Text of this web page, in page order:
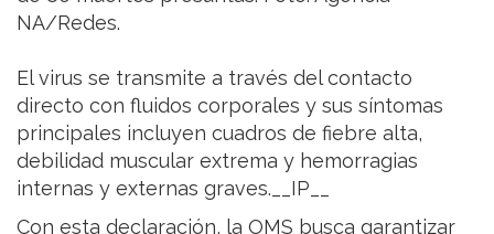
NA/Redes.
El virus se transmite a través del contacto
directo con fluidos corporales y sus síntomas
principales incluyen cuadros de fiebre alta,
debilidad muscular extrema y hemorragias
internas y externas graves.__IP__
Con esta declaración, la OMS busca garantizar